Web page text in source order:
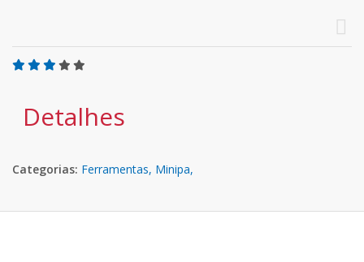
Detalhes
Categorias: Ferramentas, Minipa,